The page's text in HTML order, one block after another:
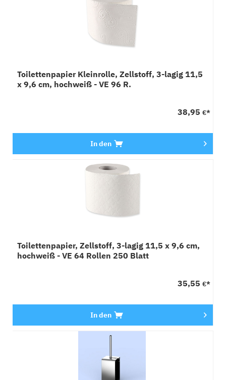
Toilettenpapier Kleinrolle, Zellstoff, 3-lagig 11,5
x 9,6 cm, hochweiß - VE 96 R.
38,95 €*
In den
Toilettenpapier, Zellstoff, 3-lagig 11,5 x 9,6 cm,
hochweiß - VE 64 Rollen 250 Blatt
35,55 €*
In den